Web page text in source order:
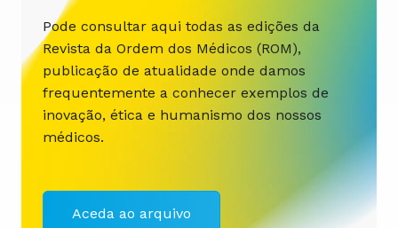
Pode consultar aqui todas as edições da
Revista da Ordem dos Médicos (ROM),
publicação de atualidade onde damos
frequentemente a conhecer exemplos de
inovação, ética e humanismo dos nossos
médicos.
Aceda ao arquivo